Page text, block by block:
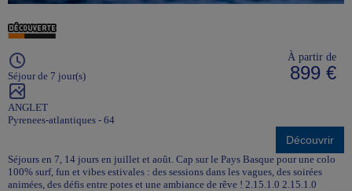
Séjour de 7 jour(s)
ANGLET
Pyrenees-atlantiques - 64
À partir de
899 €
Découvrir
Séjours en 7, 14 jours en juillet et août. Cap sur le Pays Basque pour une colo
100% surf, fun et vibes estivales : des sessions dans les vagues, des soirées
animées, des défis entre potes et une ambiance de rêve ! 2.15.1.0 2.15.1.0